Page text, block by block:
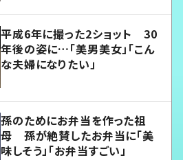
平成6年に撮った2ショット 30
年後の姿に…「美男美女」「こん
な夫婦になりたい」
孫のためにお弁当を作った祖
母 孫が絶賛したお弁当に「美
味しそう」「お弁当すごい」